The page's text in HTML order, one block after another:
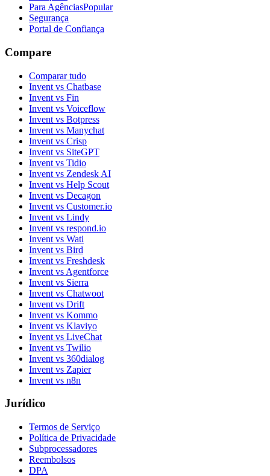
Para AgênciasPopular
Segurança
Portal de Confiança
Compare
Comparar tudo
Invent vs Chatbase
Invent vs Fin
Invent vs Voiceflow
Invent vs Botpress
Invent vs Manychat
Invent vs Crisp
Invent vs SiteGPT
Invent vs Tidio
Invent vs Zendesk AI
Invent vs Help Scout
Invent vs Decagon
Invent vs Customer.io
Invent vs Lindy
Invent vs respond.io
Invent vs Wati
Invent vs Bird
Invent vs Freshdesk
Invent vs Agentforce
Invent vs Sierra
Invent vs Chatwoot
Invent vs Drift
Invent vs Kommo
Invent vs Klaviyo
Invent vs LiveChat
Invent vs Twilio
Invent vs 360dialog
Invent vs Zapier
Invent vs n8n
Jurídico
Termos de Serviço
Política de Privacidade
Subprocessadores
Reembolsos
DPA